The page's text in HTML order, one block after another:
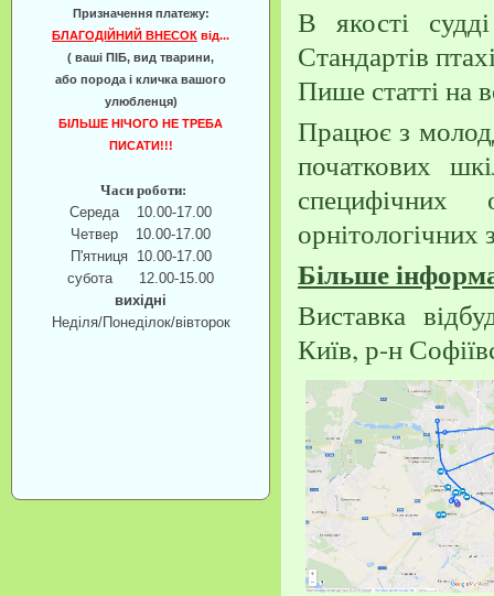
Призначення платежу:
БЛАГОДІЙНИЙ ВНЕСОК від...
( ваші ПІБ, вид тварини,
або порода і кличка вашого
улюбленця)
БІЛЬШЕ НІЧОГО НЕ ТРЕБА
ПИСАТИ!!!
Часи роботи:
Середа 10.00-17.00
Четвер 10.00-17.00
П'ятниця 10.00-17.00
субота 12.00-15.00
вихідні
Неділя/Понеділок/вівторок
В якості
Стандартів
Пише статті на
Працює з
початкових
специфічних
Більше
Виставка
Київ, р-н